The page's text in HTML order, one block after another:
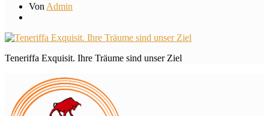
Von Admin
Teneriffa Exquisit. Ihre Träume sind unser Ziel